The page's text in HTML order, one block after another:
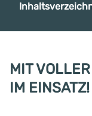
MIT
IM EINSATZ!